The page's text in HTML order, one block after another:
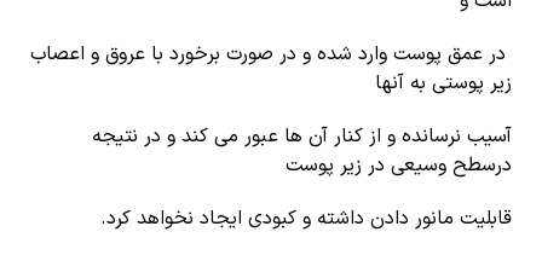
در عمق پوست وارد شده و در صورت برخورد با عروق و اعصاب
زیر پوستی به آنها
آسیب نرسانده و از کنار آن ها عبور می کند و در نتیجه
درسطح وسیعی در زیر پوست
قابلیت مانور دادن داشته و کبودی ایجاد نخواهد کرد.